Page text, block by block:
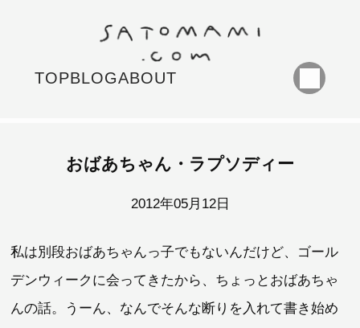
TOPBLOGABOUT
おばあちゃん・ラプソディー
2012年05月12日
私は別段おばあちゃんっ子でもないんだけど、ゴール
デンウィークに会ってきたから、ちょっとおばあちゃ
んの話。うーん、なんでそんな断りを入れて書き始め